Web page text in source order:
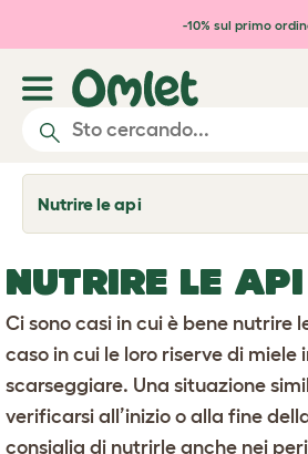
Passa al contenuto-10% sul primo
Nutrire le api
T
o
e
d
r
o
d
o
w
n
NUTRIRE LE API
Ci sono casi in cui è bene nutrire
caso in cui le loro riserve di miele
scarseggiare. Una situazione
verificarsi all’inizio o alla fine
consiglia di nutrirle anche nei